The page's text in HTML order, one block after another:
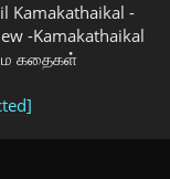
Kamakathaikal -
-Kamakathaikal
கதைகள்